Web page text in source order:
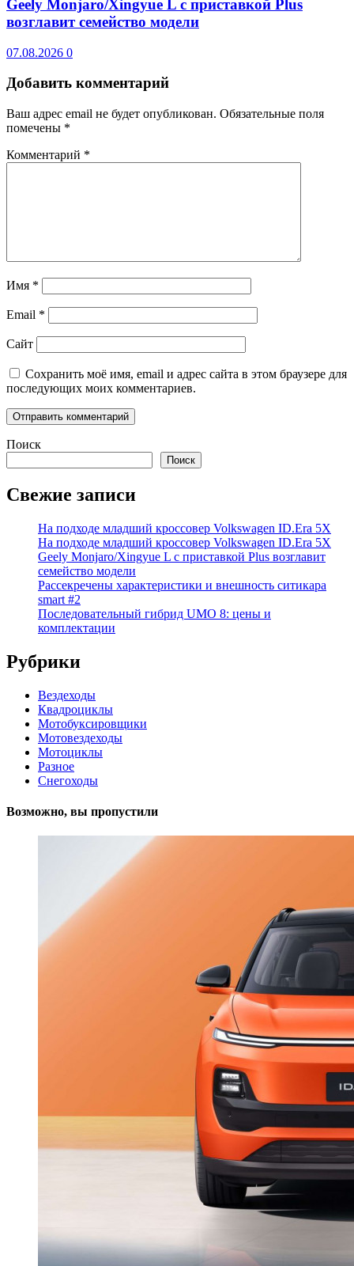
Geely Monjaro/Xingyue L с приставкой Plus
возглавит семейство модели
07.08.2026 0
Добавить комментарий
Ваш адрес email не будет опубликован. Обязательные поля
помечены *
Комментарий *
Имя *
Email *
Сайт
Сохранить моё имя, email и адрес сайта в этом браузере для
последующих моих комментариев.
Поиск
Поиск
Свежие записи
На подходе младший кроссовер Volkswagen ID.Era 5X
На подходе младший кроссовер Volkswagen ID.Era 5X
Geely Monjaro/Xingyue L с приставкой Plus возглавит
семейство модели
Рассекречены характеристики и внешность ситикара
smart #2
Последовательный гибрид UMO 8: цены и
комплектации
Рубрики
Вездеходы
Квадроциклы
Мотобуксировщики
Мотовездеходы
Мотоциклы
Разное
Снегоходы
Возможно, вы пропустили